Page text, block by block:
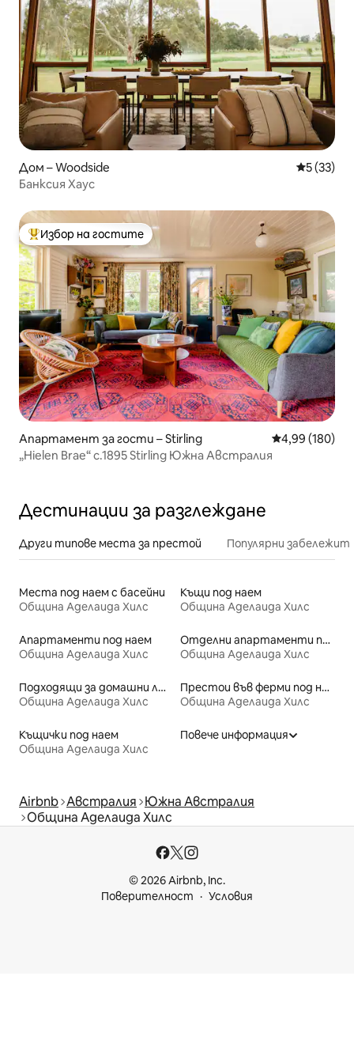
Дом – Woodside Средна
5 (33)
Банксия Хаус
Най-популярен избор на гостите
Избор на гостите
Апартамент за гости – Stirling Средна
4,99 (180)
„Hielen Brae“ c.1895 Stirling Южна Австралия
Дестинации за разглеждане
Други типове места за престой Популярни
Места под наем с басейни
Община Аделаида Хилс
Къщи под наем
Община Аделаида Хилс
Апартаменти под наем
Община Аделаида Хилс
Отделни апартаменти под наем
Община Аделаида Хилс
Подходящи за домашни любимци места под наем
Община Аделаида Хилс
Престои във ферми под наем
Община Аделаида Хилс
Къщички под наем
Община Аделаида Хилс
Повече информация
Airbnb Австралия Южна Австралия
Община Аделаида Хилс
© 2026 Airbnb, Inc.
Поверителност
Условия